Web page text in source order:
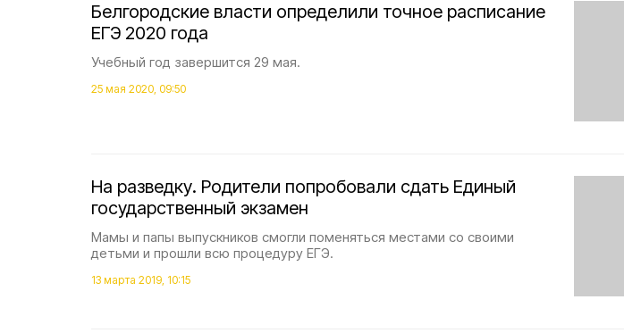
Белгородские власти определили точное расписание
ЕГЭ 2020 года
Учебный год завершится 29 мая.
25 мая 2020, 09:50
На разведку. Родители попробовали сдать Единый
государственный экзамен
Мамы и папы выпускников смогли поменяться местами со своими
детьми и прошли всю процедуру ЕГЭ.
13 марта 2019, 10:15